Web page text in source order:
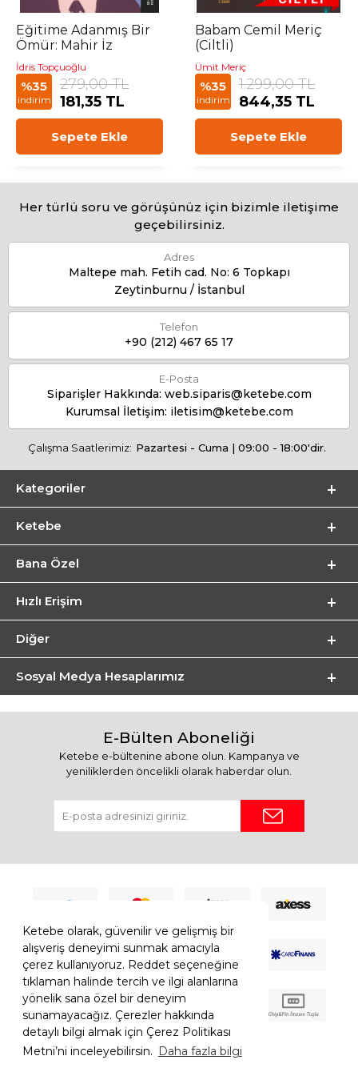
Ketebe olarak, güvenilir ve gelişmiş bir
alışveriş deneyimi sunmak amacıyla
çerez kullanıyoruz. Reddet seçeneğine
tıklaman halinde tercih ve ilgi alanlarına
yönelik sana özel bir deneyim
sunamayacağız. Çerezler hakkında
detaylı bilgi almak için Çerez Politikası
Metni’ni inceleyebilirsin. Daha fazla bilgi
Eğitime Adanmış Bir
Ömür: Mahir İz
İdris Topçuoğlu
%35
indirim
279,00 TL
181,35 TL
Sepete Ekle
Babam Cemil Meriç
(Ciltli)
Ümit Meriç
%35
indirim
1.299,00 TL
844,35 TL
Sepete Ekle
Her türlü soru ve görüşünüz için bizimle iletişime
geçebilirsiniz.
Adres
Maltepe mah. Fetih cad. No: 6 Topkapı
Zeytinburnu / İstanbul
Telefon
+90 (212) 467 65 17
E-Posta
Siparişler Hakkında: web.siparis@ketebe.com
Kurumsal İletişim: iletisim@ketebe.com
Çalışma Saatlerimiz: Pazartesi - Cuma | 09:00 - 18:00'dir.
Kategoriler
Ketebe
Bana Özel
Hızlı Erişim
Diğer
Sosyal Medya Hesaplarımız
E-Bülten Aboneliği
Ketebe e-bültenine abone olun. Kampanya ve
yeniliklerden öncelikli olarak haberdar olun.